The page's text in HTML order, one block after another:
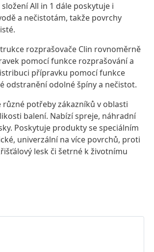
All in 1 dále poskytuje i
a nečistotám, takže povrchy
rozprašovače Clin rovnoměrně
pomocí funkce rozprašování a
přípravku pomocí funkce
odstranění odolné špíny a nečistot.
různé potřeby zákazníků v oblasti
balení. Nabízí spreje, náhradní
Poskytuje produkty se speciálním
univerzální na více povrchů, proti
lesk či šetrné k životnímu